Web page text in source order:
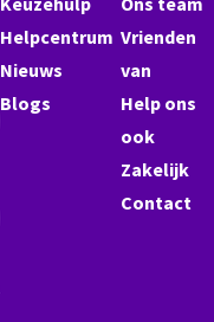
Helpcentrum
Nieuws
Blogs
Vrienden
van
Help ons
ook
Zakelijk
Contact